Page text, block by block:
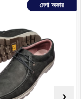
মেগা অফার
›